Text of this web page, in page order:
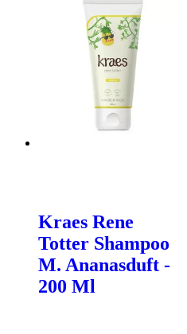
Kraes Rene
Totter Shampoo
M. Ananasduft -
200 Ml